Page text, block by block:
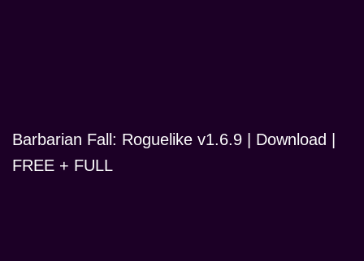
Barbarian Fall: Roguelike v1.6.9 | Download |
FREE + FULL